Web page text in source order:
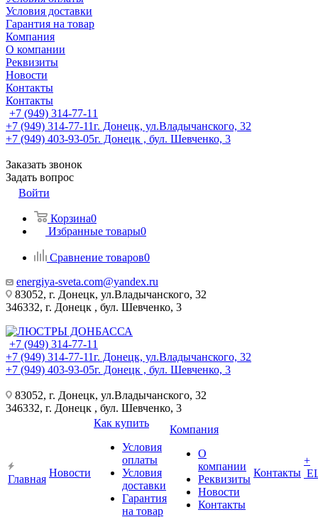
Условия доставки
Гарантия на товар
Компания
О компании
Реквизиты
Новости
Контакты
Контакты
+7 (949) 314-77-11
+7 (949) 314-77-11г. Донецк, ул.Владычанского, 32
+7 (949) 403-93-05г. Донецк , бул. Шевченко, 3
Заказать звонок
Задать вопрос
Войти
Корзина0
Избранные товары0
Сравнение товаров0
energiya-sveta.com@yandex.ru
83052, г. Донецк, ул.Владычанского, 32
346332, г. Донецк , бул. Шевченко, 3
+7 (949) 314-77-11
+7 (949) 314-77-11г. Донецк, ул.Владычанского, 32
+7 (949) 403-93-05г. Донецк , бул. Шевченко, 3
83052, г. Донецк, ул.Владычанского, 32
346332, г. Донецк , бул. Шевченко, 3
Главная
Новости
Как купить
Условия
оплаты
Условия
доставки
Гарантия
на товар
Компания
О
компании
Реквизиты
Новости
Контакты
Контакты
+